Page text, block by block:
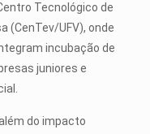
Tecnológico de
(CenTev/UFV), onde
incubação de
juniores e
do impacto